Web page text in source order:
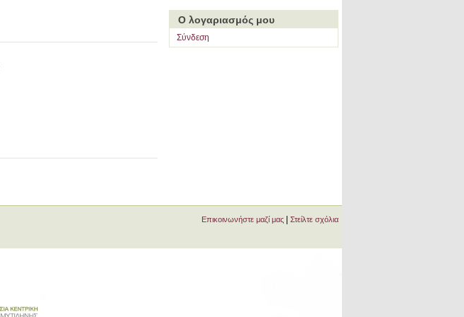
Ο λογαριασμός μου
Σύνδεση
Επικοινωνήστε μαζί μας Στείλτε σχόλια